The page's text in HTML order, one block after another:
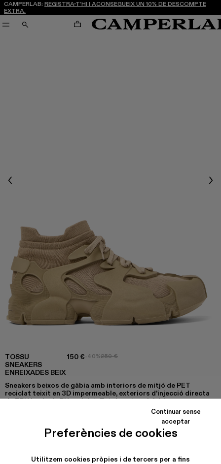
Preferències de cookies
Utilitzem cookies pròpies i de tercers per a fins
Continuar sense
acceptar
CAMPERLAB: REGISTRA-T’HI I ACONSEGUEIX UN 10% DE DESCOMPTE
EXTRA.
CERCA CARRO
Previous
TOSSU
SNEAKERS
ENREIXADES BEIX
150 €-40%250 €
Sneakers beixos de gàbia amb interiors de mitjó de PET
reciclat teixit en 3D impermeable, exteriors d'injecció directa
de TPU i sola de PU reciclat. Totalment reciclables.